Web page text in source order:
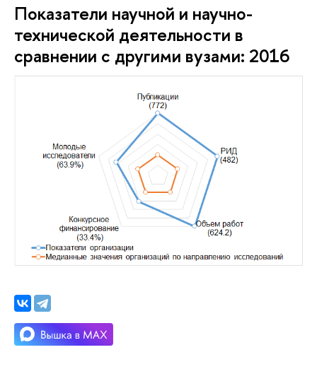
Показатели научной и научно-
технической деятельности в
сравнении с другими вузами: 2016